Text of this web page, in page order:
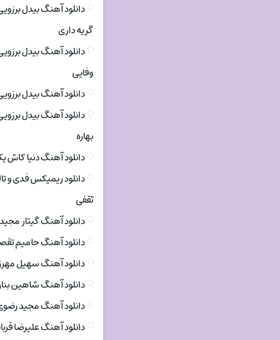
دانلود آهنگ بیدل
گریه داری
دانلود آهنگ بیدل
وفایی
دانلود آهنگ بیدل
دانلود آهنگ بیدل
بهاره
دانلود آهنگ دنیا
دانلود ریمیکس فدی و
ثقفی
دانلود آهنگ گیتار
دانلود آهنگ حامیم
دانلود آهنگ سهیل
دانلود آهنگ شاهین
دانلود آهنگ مجید
دانلود آهنگ علیرضا